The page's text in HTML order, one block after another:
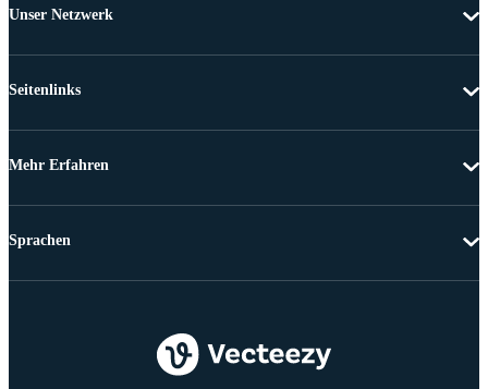
Unser Netzwerk
Seitenlinks
Mehr Erfahren
Sprachen